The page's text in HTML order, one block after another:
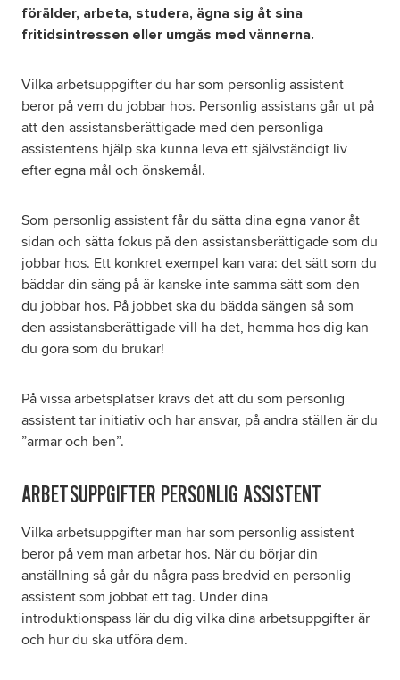
FAQ
förälder, arbeta, studera, ägna sig åt sina
fritidsintressen eller umgås med vännerna.
Vilka arbetsuppgifter du har som personlig assistent
beror på vem du jobbar hos. Personlig assistans går ut på
att den assistansberättigade med den personliga
assistentens hjälp ska kunna leva ett självständigt liv
efter egna mål och önskemål.
Som personlig assistent får du sätta dina egna vanor åt
sidan och sätta fokus på den assistansberättigade som du
jobbar hos. Ett konkret exempel kan vara: det sätt som du
bäddar din säng på är kanske inte samma sätt som den
du jobbar hos. På jobbet ska du bädda sängen så som
den assistansberättigade vill ha det, hemma hos dig kan
du göra som du brukar!
På vissa arbetsplatser krävs det att du som personlig
assistent tar initiativ och har ansvar, på andra ställen är du
”armar och ben”.
ARBETSUPPGIFTER PERSONLIG ASSISTENT
Vilka arbetsuppgifter man har som personlig assistent
beror på vem man arbetar hos. När du börjar din
anställning så går du några pass bredvid en personlig
assistent som jobbat ett tag. Under dina
introduktionspass lär du dig vilka dina arbetsuppgifter är
och hur du ska utföra dem.